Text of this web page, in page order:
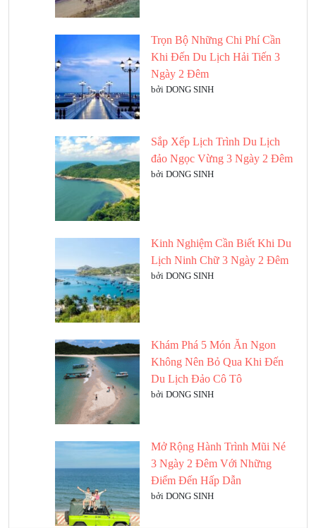
Trọn Bộ Những Chi Phí Cần
Khi Đến Du Lịch Hải Tiến 3
Ngày 2 Đêm
bởi DONG SINH
Sắp Xếp Lịch Trình Du Lịch
đảo Ngọc Vừng 3 Ngày 2 Đêm
bởi DONG SINH
Kinh Nghiệm Cần Biết Khi Du
Lịch Ninh Chữ 3 Ngày 2 Đêm
bởi DONG SINH
Khám Phá 5 Món Ăn Ngon
Không Nên Bỏ Qua Khi Đến
Du Lịch Đảo Cô Tô
bởi DONG SINH
Mở Rộng Hành Trình Mũi Né
3 Ngày 2 Đêm Với Những
Điểm Đến Hấp Dẫn
bởi DONG SINH